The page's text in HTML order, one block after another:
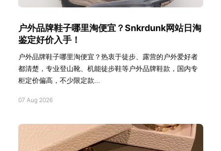
户外品牌鞋子哪里淘便宜？Snkrdunk网站日淘
鉴定好价入手！
户外品牌鞋子哪里淘便宜？热衷于徒步、露营的户外爱好者
都清楚，专业登山靴、机能徒步鞋等户外品牌鞋款，国内专
柜定价偏高，不少限定款...
07 Aug 2026